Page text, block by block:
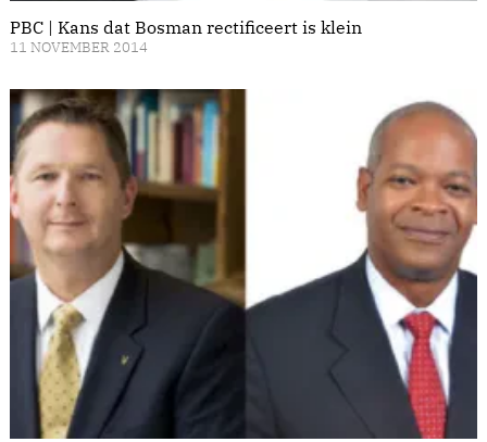
PBC | Kans dat Bosman rectificeert is klein
11 NOVEMBER 2014